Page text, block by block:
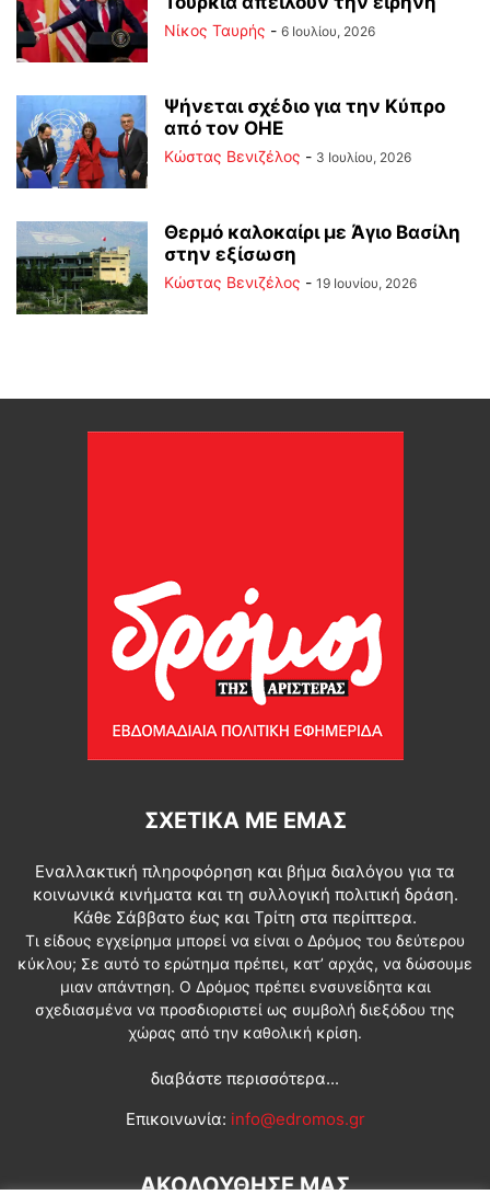
Νίκος Ταυρής - 6 Ιουλίου, 2026
Ψήνεται σχέδιο για την Κύπρο
από τον ΟΗΕ
Κώστας Βενιζέλος - 3 Ιουλίου, 2026
Θερμό καλοκαίρι με Άγιο Βασίλη
στην εξίσωση
Κώστας Βενιζέλος - 19 Ιουνίου, 2026
ΣΧΕΤΙΚΆ ΜΕ ΕΜΆΣ
Εναλλακτική πληροφόρηση και βήμα διαλόγου για τα
κοινωνικά κινήματα και τη συλλογική πολιτική δράση.
Κάθε Σάββατο έως και Τρίτη στα περίπτερα.
Τι είδους εγχείρημα μπορεί να είναι ο Δρόμος του δεύτερου
κύκλου; Σε αυτό το ερώτημα πρέπει, κατ’ αρχάς, να δώσουμε
μιαν απάντηση. Ο Δρόμος πρέπει ενσυνείδητα και
σχεδιασμένα να προσδιοριστεί ως συμβολή διεξόδου της
χώρας από την καθολική κρίση.
διαβάστε περισσότερα...
Επικοινωνία: info@edromos.gr
ΑΚΟΛΟΥΘΗΣΕ ΜΑΣ